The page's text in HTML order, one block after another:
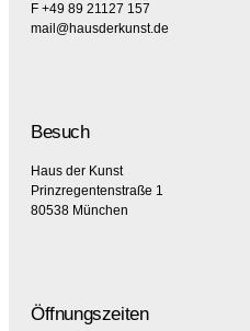
F +49 89 21127 157
mail@hausderkunst.de
Besuch
Haus der Kunst
Prinzregentenstraße 1
80538 München
Öffnungszeiten